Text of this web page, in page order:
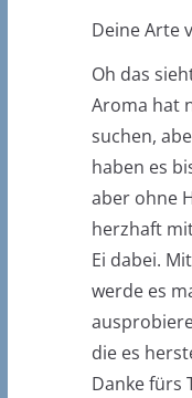
Deine Arte
Oh das
Aroma hat
suchen,
haben es
aber ohne
herzhaft
Ei dabei.
werde es
die es
Danke fürs